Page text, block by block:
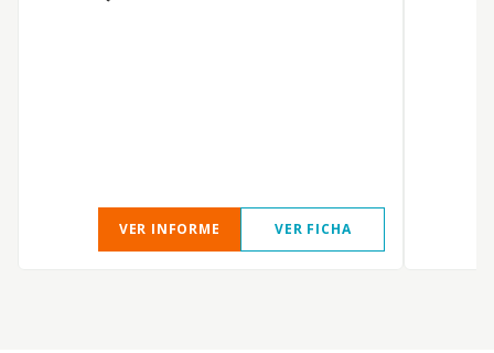
VER INFORME VER FICHA